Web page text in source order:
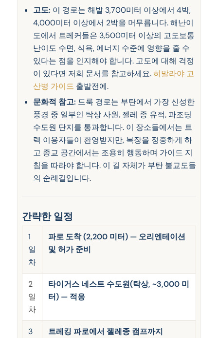
고도: 이 경로는 해발 3,700미터 이상에서 4박,
4,000미터 이상에서 2박을 머무릅니다. 해난이
도에서 트레커들은 3,500미터 이상의 고도보통
난이도 수면, 식욕, 에너지 수준에 영향을 줄 수
있다는 점을 인지해야 합니다. 고도에 대해 걱정
이 있다면 저희 문서를 참고하세요.히말라야 고
산병 가이드 출발전에.
문화적 참고: 드룩 경로는 부탄에서 가장 신성한
풍경 중 일부인 탁상 사원, 젤레 종 유적, 파조딩
수도원 단지를 통과합니다. 이 장소들에서는 트
렉 이용자들이 환영받지만, 복장을 정중하게 하
고 종교 공간에서는 조용히 행동하며 가이드 지
침을 따라야 합니다. 이 길 자체가 부탄 불교도들
의 순례길입니다.
간략한 일정
1
일
차
파로 도착 (2,200 미터) — 오리엔테이션
및 허가 준비
2
일
차
타이거스 네스트 수도원(탁상, ~3,000 미
터) — 적응
3
트레킹 파로에서 젤레종 캠프까지